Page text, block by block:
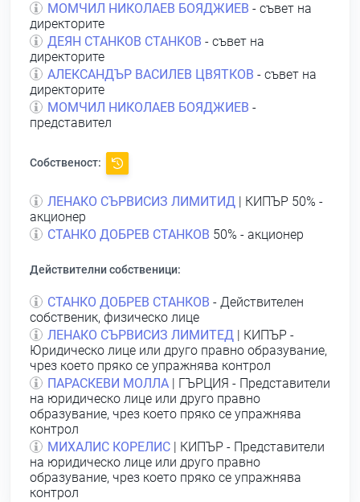
МОМЧИЛ НИКОЛАЕВ БОЯДЖИЕВ - съвет на
директорите
ДЕЯН СТАНКОВ СТАНКОВ - съвет на
директорите
АЛЕКСАНДЪР ВАСИЛЕВ ЦВЯТКОВ - съвет на
директорите
МОМЧИЛ НИКОЛАЕВ БОЯДЖИЕВ -
представител
Собственост:
ЛЕНАКО СЪРВИСИЗ ЛИМИТИД | КИПЪР 50% -
акционер
СТАНКО ДОБРЕВ СТАНКОВ 50% - акционер
Действителни собственици:
СТАНКО ДОБРЕВ СТАНКОВ - Действителен
собственик, физическо лице
ЛЕНАКО СЪРВИСИЗ ЛИМИТЕД | КИПЪР -
Юридическо лице или друго правно образувание,
чрез което пряко се упражнява контрол
ПАРАСКЕВИ МОЛЛА | ГЪРЦИЯ - Представители
на юридическо лице или друго правно
образувание, чрез което пряко се упражнява
контрол
МИХАЛИС КОРЕЛИС | КИПЪР - Представители
на юридическо лице или друго правно
образувание, чрез което пряко се упражнява
контрол